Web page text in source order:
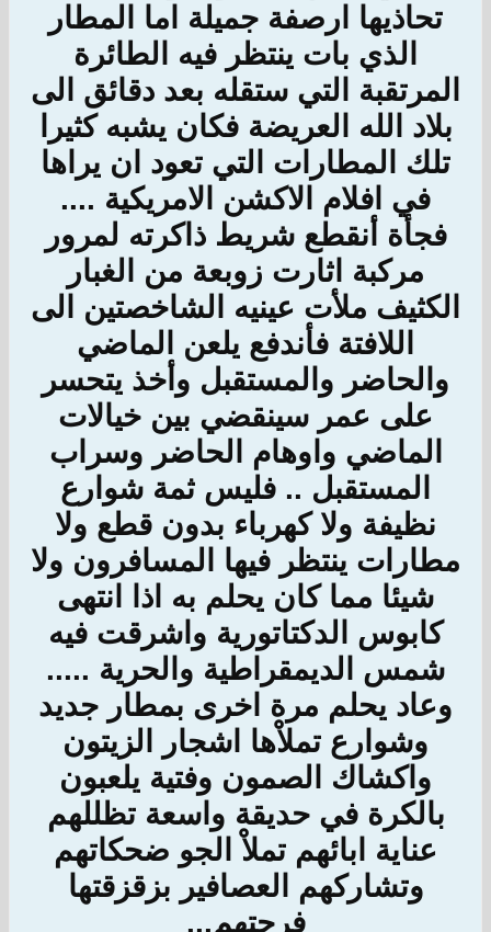
تحاذيها ارصفة جميلة اما المطار
الذي بات ينتظر فيه الطائرة
المرتقبة التي ستقله بعد دقائق الى
بلاد الله العريضة فكان يشبه كثيرا
تلك المطارات التي تعود ان يراها
في افلام الاكشن الامريكية ....
فجأة أنقطع شريط ذاكرته لمرور
مركبة اثارت زوبعة من الغبار
الكثيف ملأت عينيه الشاخصتين الى
اللافتة فأندفع يلعن الماضي
والحاضر والمستقبل وأخذ يتحسر
على عمر سينقضي بين خيالات
الماضي واوهام الحاضر وسراب
المستقبل .. فليس ثمة شوارع
نظيفة ولا كهرباء بدون قطع ولا
مطارات ينتظر فيها المسافرون ولا
شيئا مما كان يحلم به اذا انتهى
كابوس الدكتاتورية واشرقت فيه
شمس الديمقراطية والحرية .....
وعاد يحلم مرة اخرى بمطار جديد
وشوارع تملاْها اشجار الزيتون
واكشاك الصمون وفتية يلعبون
بالكرة في حديقة واسعة تظللهم
عناية ابائهم تملاْ الجو ضحكاتهم
وتشاركهم العصافير بزقزقتها
فرحتهم...